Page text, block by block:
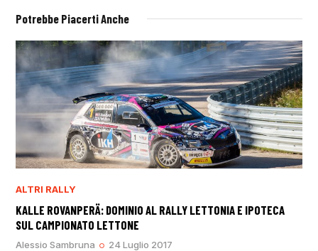
Potrebbe Piacerti Anche
ALTRI RALLY
KALLE ROVANPERÄ: DOMINIO AL RALLY LETTONIA E IPOTECA
SUL CAMPIONATO LETTONE
Alessio Sambruna 24 Luglio 2017